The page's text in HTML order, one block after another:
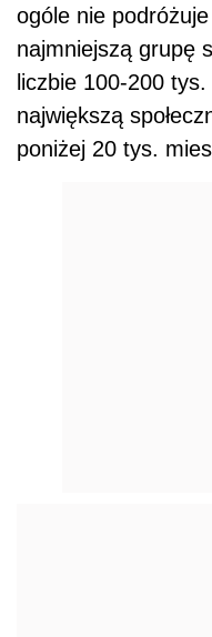
ogóle nie
najmniejszą grupę
liczbie 100-200
największą
poniżej 20 tys.